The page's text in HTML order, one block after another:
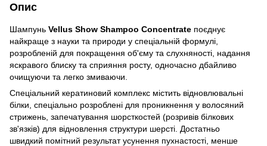
Опис
Шампунь Vellus Show Shampoo Concentrate поєднує
найкраще з науки та природи у спеціальній формулі,
розробленій для покращення об'єму та слухняності, надання
яскравого блиску та сприяння росту, одночасно дбайливо
очищуючи та легко змиваючи.
Спеціальний кератиновий комплекс містить відновлювальні
білки, спеціально розроблені для проникнення у волосяний
стрижень, запечатування шорсткостей (розривів білкових
зв'язків) для відновлення структури шерсті. Достатньо
швидкий помітний результат усунення пухнастості, менше